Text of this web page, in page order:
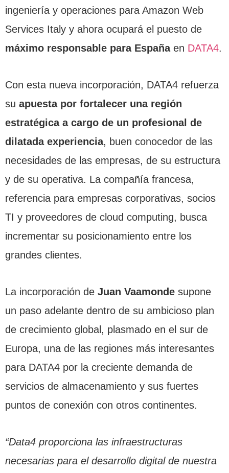
ingeniería y operaciones para Amazon Web
Services Italy y ahora ocupará el puesto de
máximo responsable para Españaen DATA4.
Con esta nueva incorporación, DATA4 refuerza
su apuesta por fortalecer una región
estratégica a cargo de un profesional de
dilatada experiencia, buen conocedor de las
necesidades de las empresas, de su estructura
y de su operativa. La compañía francesa,
referencia para empresas corporativas, socios
TI y proveedores de cloud computing, busca
incrementar su posicionamiento entre los
grandes clientes.
La incorporación de Juan Vaamonde supone
un paso adelante dentro de su ambicioso plan
de crecimiento global, plasmado en el sur de
Europa, una de las regiones más interesantes
para DATA4 por la creciente demanda de
servicios de almacenamiento y sus fuertes
puntos de conexión con otros continentes.
“Data4 proporciona las infraestructuras
necesarias para el desarrollo digital de nuestra